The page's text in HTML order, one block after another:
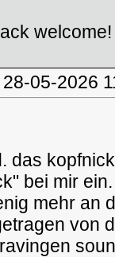
28-05-2026
das
bei mir
mehr an
von